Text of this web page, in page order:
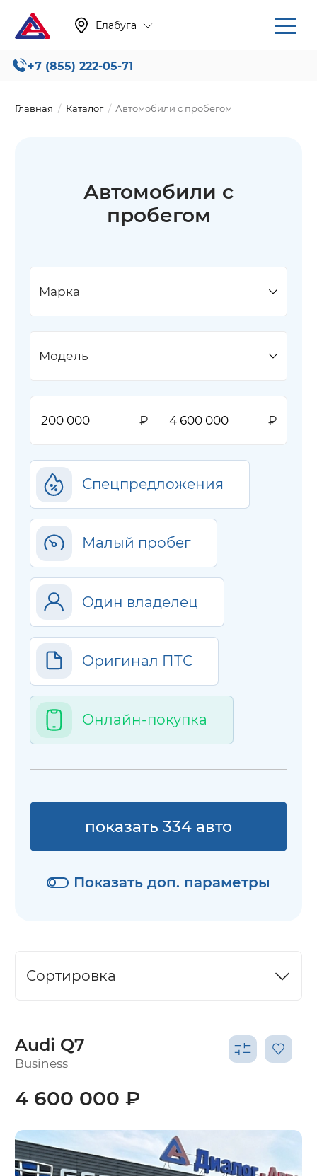
Елабуга
+7 (855) 222-05-71
Главная Каталог Автомобили с пробегом
Автомобили с
пробегом
Марка
Модель
Спецпредложения
Малый пробег
Один владелец
Оригинал ПТС
Онлайн-покупка
Показать доп. параметры
показать 334 авто
Сортировка
Audi Q7
Business
4 600 000 ₽